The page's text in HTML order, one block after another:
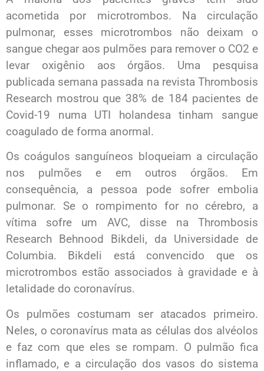
acometida por microtrombos. Na circulação
pulmonar, esses microtrombos não deixam o
sangue chegar aos pulmões para remover o CO2 e
levar oxigênio aos órgãos. Uma pesquisa
publicada semana passada na revista Thrombosis
Research mostrou que 38% de 184 pacientes de
Covid-19 numa UTI holandesa tinham sangue
coagulado de forma anormal.
Os coágulos sanguíneos bloqueiam a circulação
nos pulmões e em outros órgãos. Em
consequência, a pessoa pode sofrer embolia
pulmonar. Se o rompimento for no cérebro, a
vítima sofre um AVC, disse na Thrombosis
Research Behnood Bikdeli, da Universidade de
Columbia. Bikdeli está convencido que os
microtrombos estão associados à gravidade e à
letalidade do coronavírus.
Os pulmões costumam ser atacados primeiro.
Neles, o coronavírus mata as células dos alvéolos
e faz com que eles se rompam. O pulmão fica
inflamado, e a circulação dos vasos do sistema